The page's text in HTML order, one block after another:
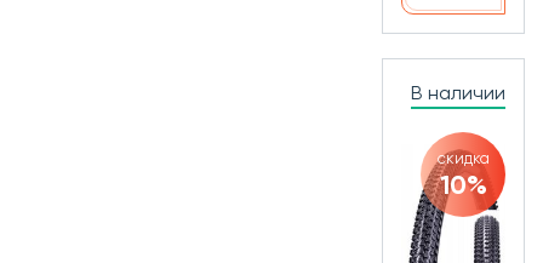
В наличии
скидка
10%